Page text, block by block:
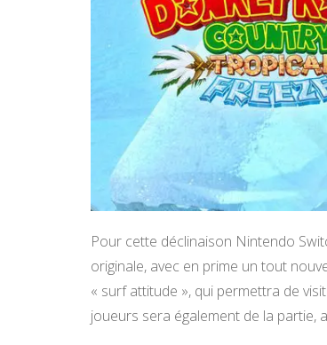
Pour cette déclinaison Nintendo
originale, avec en prime un tout
« surf attitude », qui permettra de
joueurs sera également de la partie,